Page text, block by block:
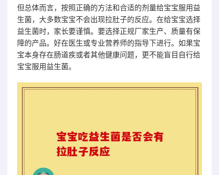
但总体而言，按照正确的方法和合适的剂量给宝宝服用益
生菌，大多数宝宝不会出现拉肚子的反应。在给宝宝选择
益生菌时，家长要谨慎。要选择正规厂家生产、质量有保
障的产品。好在医生或专业营养师的指导下进行。如果宝
宝本身存在肠道疾或者其他健康问题，更不能盲目自行给
宝宝服用益生菌。